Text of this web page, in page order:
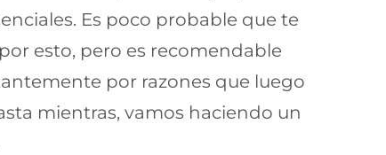
Es poco probable que te
esto, pero es recomendable
por razones que luego
mientras, vamos haciendo un